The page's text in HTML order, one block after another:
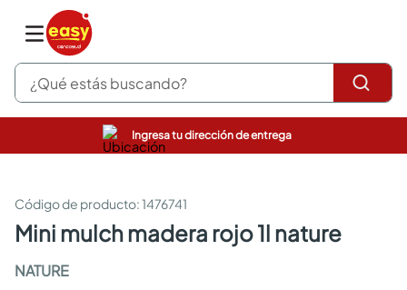
¿Qué estás buscando?
Ingresa tu dirección de entrega
:1476741
mini mulch madera rojo 1l nature
NATURE
pinturas
sanitarios
comedor
pisos